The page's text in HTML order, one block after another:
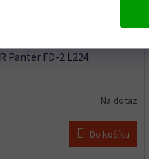
Panter FD-2 L224
Na dotaz
Do košíku